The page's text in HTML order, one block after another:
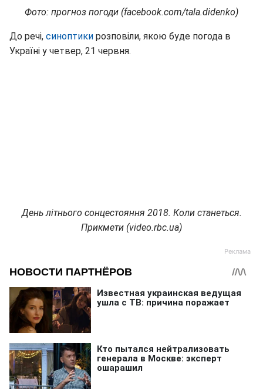
Фото: прогноз погоди (facebook.com/tala.didenko)
До речі, синоптики розповіли, якою буде погода в
Україні у четвер, 21 червня.
День літнього сонцестояння 2018. Коли станеться.
Прикмети (video.rbc.ua)